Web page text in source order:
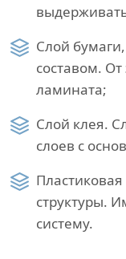
Слой
составом.
ламината;
Слой клея.
слоев с
структуры.
систему.